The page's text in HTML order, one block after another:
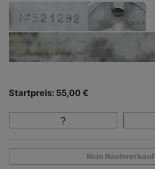
Startpreis: 55,00 €
Kein Nachverkauf